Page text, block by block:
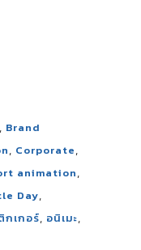
, Brand
, Corporate,
animation,
Day,
กเกอร์, อนิเมะ,